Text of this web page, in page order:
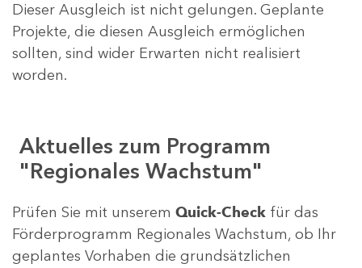
Dieser Ausgleich ist nicht gelungen. Geplante
Projekte, die diesen Ausgleich ermöglichen
sollten, sind wider Erwarten nicht realisiert
worden.
Aktuelles zum Programm
"Regionales Wachstum"
Prüfen Sie mit unserem Quick-Check für das
Förderprogramm Regionales Wachstum, ob Ihr
geplantes Vorhaben die grundsätzlichen